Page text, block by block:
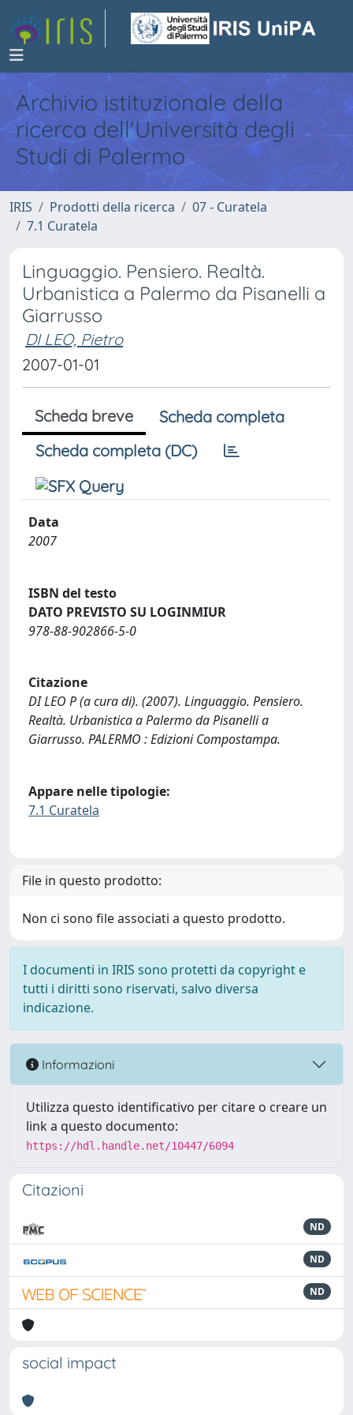
Archivio istituzionale della
ricerca dell'Università degli
Studi di Palermo
IRIS Prodotti della ricerca
07 - Curatela
7.1 Curatela
Linguaggio. Pensiero. Realtà.
Urbanistica a Palermo da Pisanelli a
Giarrusso
DI LEO, Pietro
2007-01-01
Scheda breve
Scheda completa
Scheda completa (DC)
Data
2007
ISBN del testo
DATO PREVISTO SU LOGINMIUR
978-88-902866-5-0
Citazione
DI LEO P (a cura di). (2007). Linguaggio. Pensiero.
Realtà. Urbanistica a Palermo da Pisanelli a
Giarrusso. PALERMO : Edizioni Compostampa.
Appare nelle tipologie:
7.1 Curatela
File in questo prodotto:
Non ci sono file associati a questo prodotto.
I documenti in IRIS sono protetti da copyright e
tutti i diritti sono riservati, salvo diversa
indicazione.
Informazioni
Utilizza questo identificativo per citare o creare un
link a questo documento:
https://hdl.handle.net/10447/6094
Citazioni
ND
ND
ND
social impact